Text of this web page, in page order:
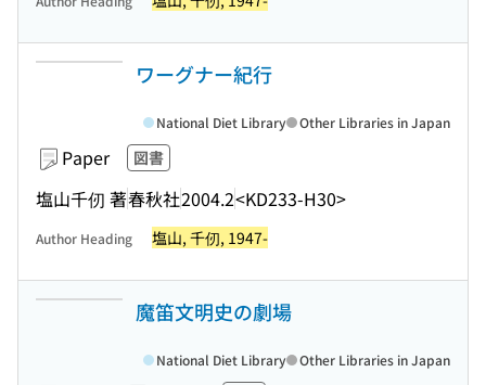
ワーグナー紀行
Paper 図書
塩山千仞 著春秋社2004.2<KD233-H30>
National Diet Library Other Libraries in Japan
Author Heading 塩山, 千仞, 1947-
魔笛文明史の劇場
National Diet Library Other Libraries in Japan